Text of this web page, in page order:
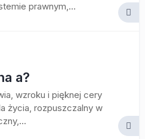
prawnym,...
a?
wzroku i pięknej cery
życia, rozpuszczalny w